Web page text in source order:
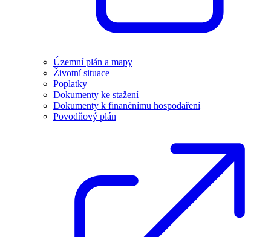
Územní plán a mapy
Životní situace
Poplatky
Dokumenty ke stažení
Dokumenty k finančnímu hospodaření
Povodňový plán